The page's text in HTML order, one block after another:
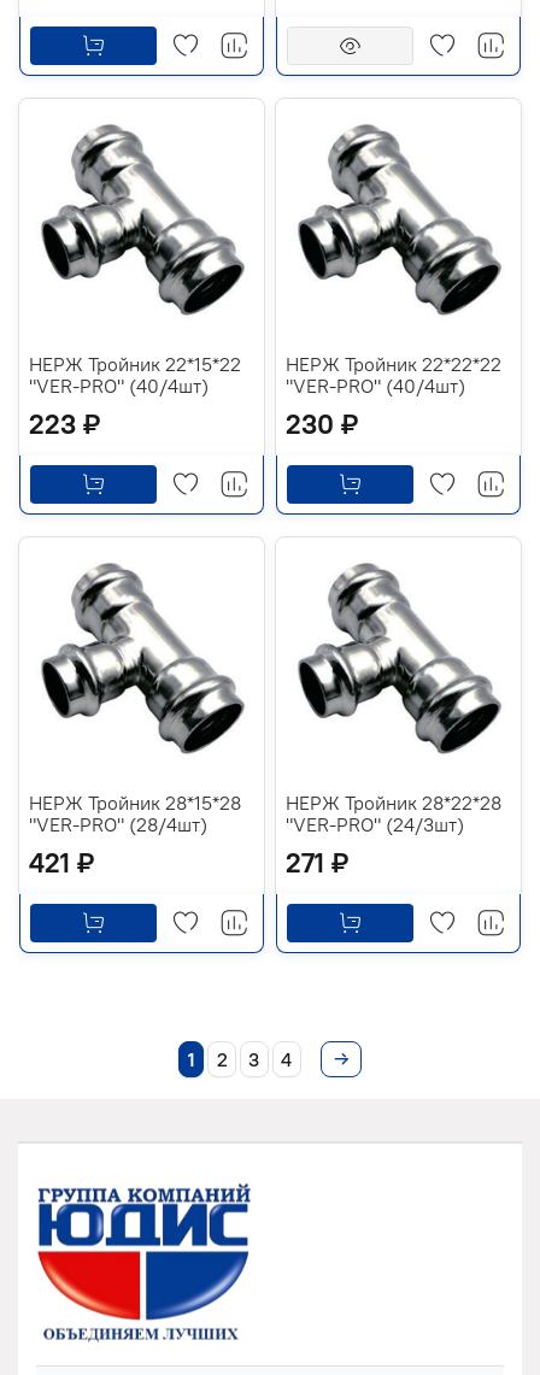
НЕРЖ Тройник 22*15*22
"VER-PRO" (40/4шт)
223 ₽
НЕРЖ Тройник 22*22*22
"VER-PRO" (40/4шт)
230 ₽
НЕРЖ Тройник 28*15*28
"VER-PRO" (28/4шт)
421 ₽
НЕРЖ Тройник 28*22*28
"VER-PRO" (24/3шт)
271 ₽
1 2 3 4